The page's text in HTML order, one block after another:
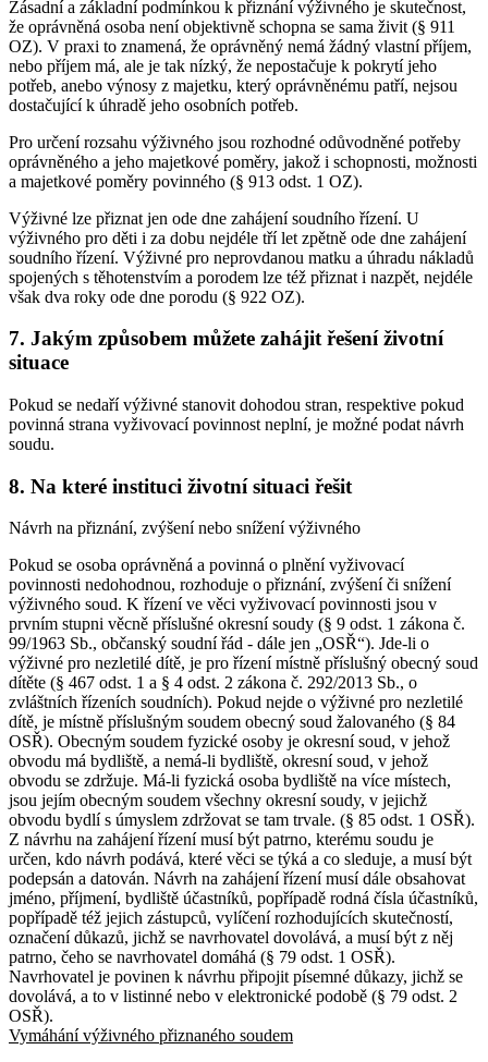
Zásadní a základní podmínkou k přiznání výživného je skutečnost,
že oprávněná osoba není objektivně schopna se sama živit (§ 911
OZ). V praxi to znamená, že oprávněný nemá žádný vlastní příjem,
nebo příjem má, ale je tak nízký, že nepostačuje k pokrytí jeho
potřeb, anebo výnosy z majetku, který oprávněnému patří, nejsou
dostačující k úhradě jeho osobních potřeb.
Pro určení rozsahu výživného jsou rozhodné odůvodněné potřeby
oprávněného a jeho majetkové poměry, jakož i schopnosti, možnosti
a majetkové poměry povinného (§ 913 odst. 1 OZ).
Výživné lze přiznat jen ode dne zahájení soudního řízení. U
výživného pro děti i za dobu nejdéle tří let zpětně ode dne zahájení
soudního řízení. Výživné pro neprovdanou matku a úhradu nákladů
spojených s těhotenstvím a porodem lze též přiznat i nazpět, nejdéle
však dva roky ode dne porodu (§ 922 OZ).
7. Jakým způsobem můžete zahájit řešení životní
situace
Pokud se nedaří výživné stanovit dohodou stran, respektive pokud
povinná strana vyživovací povinnost neplní, je možné podat návrh
soudu.
8. Na které instituci životní situaci řešit
Návrh na přiznání, zvýšení nebo snížení výživného
Pokud se osoba oprávněná a povinná o plnění vyživovací
povinnosti nedohodnou, rozhoduje o přiznání, zvýšení či snížení
výživného soud. K řízení ve věci vyživovací povinnosti jsou v
prvním stupni věcně příslušné okresní soudy (§ 9 odst. 1 zákona č.
99/1963 Sb., občanský soudní řád - dále jen „OSŘ“). Jde-li o
výživné pro nezletilé dítě, je pro řízení místně příslušný obecný soud
dítěte (§ 467 odst. 1 a § 4 odst. 2 zákona č. 292/2013 Sb., o
zvláštních řízeních soudních). Pokud nejde o výživné pro nezletilé
dítě, je místně příslušným soudem obecný soud žalovaného (§ 84
OSŘ). Obecným soudem fyzické osoby je okresní soud, v jehož
obvodu má bydliště, a nemá-li bydliště, okresní soud, v jehož
obvodu se zdržuje. Má-li fyzická osoba bydliště na více místech,
jsou jejím obecným soudem všechny okresní soudy, v jejichž
obvodu bydlí s úmyslem zdržovat se tam trvale. (§ 85 odst. 1 OSŘ).
Z návrhu na zahájení řízení musí být patrno, kterému soudu je
určen, kdo návrh podává, které věci se týká a co sleduje, a musí být
podepsán a datován. Návrh na zahájení řízení musí dále obsahovat
jméno, příjmení, bydliště účastníků, popřípadě rodná čísla účastníků,
popřípadě též jejich zástupců, vylíčení rozhodujících skutečností,
označení důkazů, jichž se navrhovatel dovolává, a musí být z něj
patrno, čeho se navrhovatel domáhá (§ 79 odst. 1 OSŘ).
Navrhovatel je povinen k návrhu připojit písemné důkazy, jichž se
dovolává, a to v listinné nebo v elektronické podobě (§ 79 odst. 2
OSŘ).
Vymáhání výživného přiznaného soudem